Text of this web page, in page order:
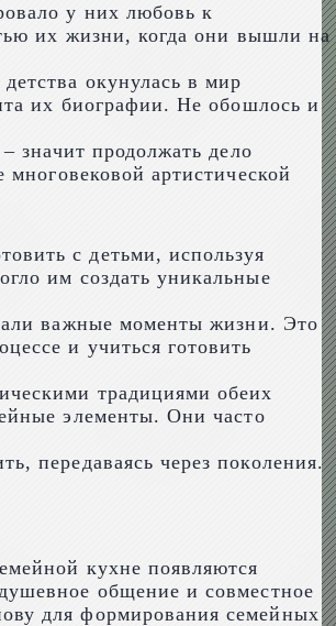
у них любовь к
их жизни, когда они вышли на
окунулась в мир
их биографии. Не обошлось и
значит продолжать дело
артистической
с детьми, используя
им создать уникальные
важные моменты жизни. Это
и учиться готовить
традициями обеих
элементы. Они часто
передаваясь через поколения.
кухне появляются
общение и совместное
для формирования семейных